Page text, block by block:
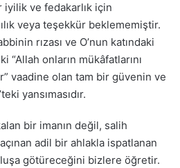
iyilik ve fedakarlık için
veya teşekkür beklememiştir.
rızası ve O’nun katındaki
“Allah onların mükâfatlarını
vaadine olan tam bir güvenin ve
yansımasıdır.
bir imanın değil, salih
adil bir ahlakla ispatlanan
götüreceğini bizlere öğretir.